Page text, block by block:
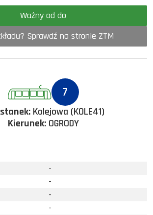
Ważny od do
Sprawdź na stronie ZTM
7
Kolejowa (KOLE41)
Kierunek:OGRODY
-
-
-
-